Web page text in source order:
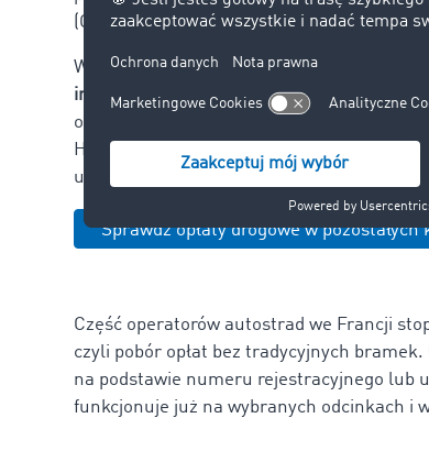
(OBU), komunikującego się z
W transporcie międzynarodowym
interoperacyjne EETS
(European
opłat drogowych nie tylko we Francji, ale
Hiszpanii czy Włoszech. Dzięki temu
urządzeń dla każdego kraju tranzytowego.
Sprawdź opłaty drogowe w pozostałych
Część operatorów autostrad we Francji
czyli pobór opłat bez tradycyjnych bramek.
na podstawie numeru rejestracyjnego lub
funkcjonuje już na wybranych odcinkach i